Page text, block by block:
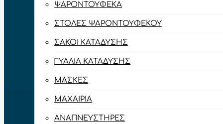
ΨΑΡΟΝΤΟΎΦΕΚΑ
ΣΤΟΛΈΣ ΨΑΡΟΝΤΟΎΦΕΚΟΥ
ΣΆΚΟΙ ΚΑΤΆΔΥΣΗΣ
ΓΥΑΛΙΆ ΚΑΤΆΔΥΣΗΣ
ΜΆΣΚΕΣ
ΜΑΧΑΊΡΙΑ
ΑΝΑΠΝΕΥΣΤΉΡΕΣ